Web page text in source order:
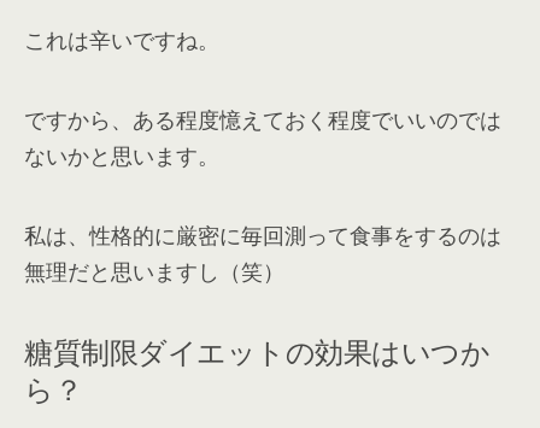
これは辛いですね。
ですから、ある程度憶えておく程度でいいのでは
ないかと思います。
私は、性格的に厳密に毎回測って食事をするのは
無理だと思いますし（笑）
糖質制限ダイエットの効果はいつか
ら？